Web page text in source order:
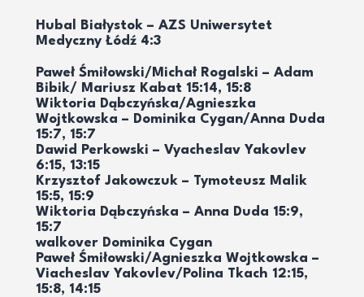
Hubal Białystok – AZS Uniwersytet
Medyczny Łódź 4:3
Paweł Śmiłowski/Michał Rogalski – Adam
Bibik/ Mariusz Kabat 15:14, 15:8
Wiktoria Dąbczyńska/Agnieszka
Wojtkowska – Dominika Cygan/Anna Duda
15:7, 15:7
Dawid Perkowski – Vyacheslav Yakovlev
6:15, 13:15
Krzysztof Jakowczuk – Tymoteusz Malik
15:5, 15:9
Wiktoria Dąbczyńska – Anna Duda 15:9,
15:7
walkover Dominika Cygan
Paweł Śmiłowski/Agnieszka Wojtkowska –
Viacheslav Yakovlev/Polina Tkach 12:15,
15:8, 14:15